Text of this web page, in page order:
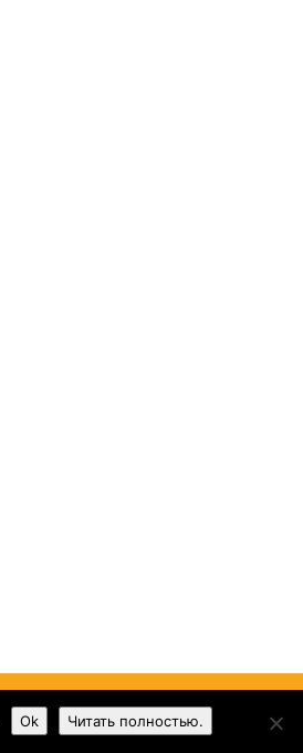
Ok Читать полностью.